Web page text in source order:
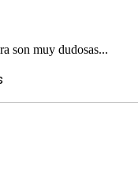
son muy dudosas...